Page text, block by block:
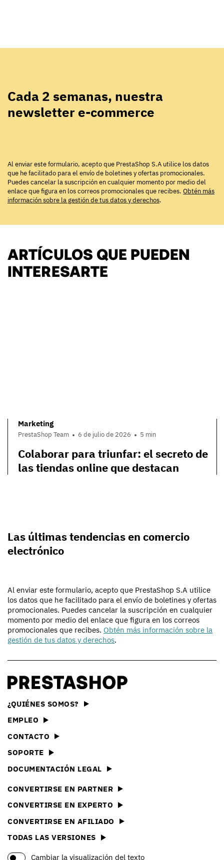
Cada 2 semanas, nuestra
newsletter e-commerce
Al enviar este formulario, acepto que PrestaShop S.A utilice los datos
que he facilitado para el envío de boletines y ofertas promocionales.
Puedes cancelar la suscripción en cualquier momento por medio del
enlace que figura en los correos promocionales que recibes. Obtén más
información sobre la gestión de tus datos y derechos.
ARTÍCULOS QUE PUEDEN
INTERESARTE
Marketing
PrestaShop Team 6 de julio de 2026 5 min
Colaborar para triunfar: el secreto de
las tiendas online que destacan
Las últimas tendencias en comercio
electrónico
Al enviar este formulario, acepto que PrestaShop S.A utilice
los datos que he facilitado para el envío de boletines y ofertas
promocionales. Puedes cancelar la suscripción en cualquier
momento por medio del enlace que figura en los correos
promocionales que recibes. Obtén más información sobre la
gestión de tus datos y derechos.
¿QUIÉNES SOMOS?
EMPLEO
CONTACTO
SOPORTE
DOCUMENTACIÓN LEGAL
CONVERTIRSE EN PARTNER
CONVERTIRSE EN EXPERTO
CONVERTIRSE EN AFILIADO
TODAS LAS VERSIONES
Cambiar la visualización del texto